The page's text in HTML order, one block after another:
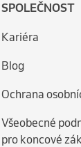
SPOLEČNOST
Kariéra
Blog
Ochrana
Všeobecné
pro koncové